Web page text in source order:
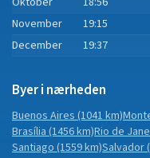
November
19:15
December
19:37
Byer i nærheden
Buenos Aires(1041 km)
Brasília(1456 km)Rio de
Santiago(1559 km)Salvador